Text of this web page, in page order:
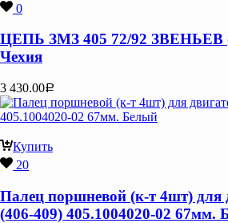
0
ЦЕПЬ ЗМЗ 405 72/92 ЗВЕНЬЕВ
Чехия
3 430.00Р
Купить
20
Палец поршневой (к-т 4шт) для
(406-409) 405.1004020-02 67мм.